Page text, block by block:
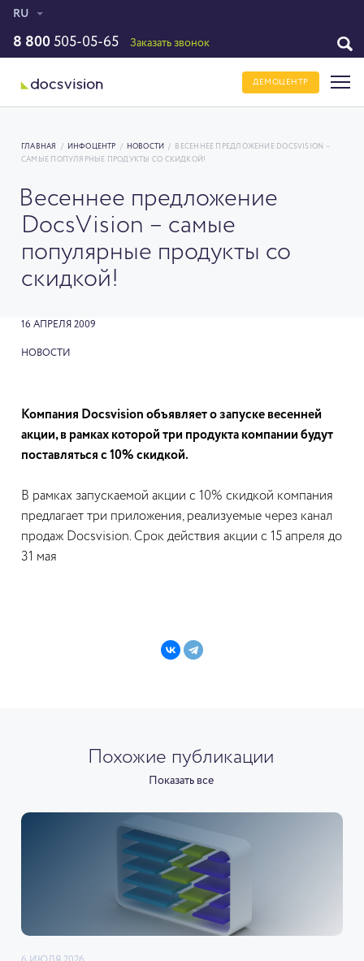
RU
8 800 505-05-65 Заказать звонок
ДЕМОЦЕНТР
ГЛАВНАЯ / ИНФОЦЕНТР / НОВОСТИ /
ВЕСЕННЕЕ ПРЕДЛОЖЕНИЕ DOCSVISION –
САМЫЕ ПОПУЛЯРНЫЕ ПРОДУКТЫ СО СКИДКОЙ!
Весеннее предложение
DocsVision – самые
популярные продукты со
скидкой!
16 АПРЕЛЯ 2009
НОВОСТИ
Компания Docsvision объявляет о запуске весенней
акции, в рамках которой три продукта компании будут
поставляться с 10% скидкой.
В рамках запускаемой акции с 10% скидкой компания
предлагает три приложения, реализуемые через канал
продаж Docsvision. Срок действия акции с 15 апреля до
31 мая
Похожие публикации
Показать все